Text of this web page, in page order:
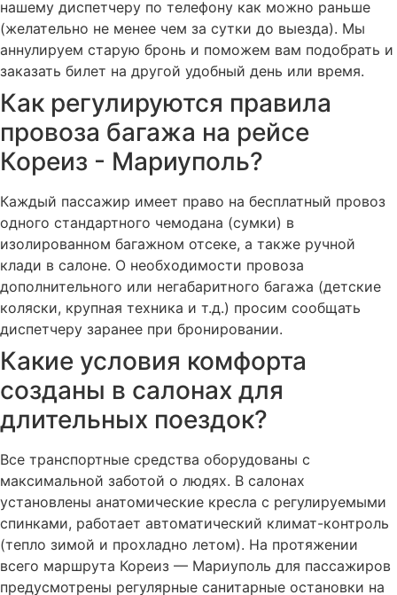
нашему диспетчеру по телефону как можно раньше
(желательно не менее чем за сутки до выезда). Мы
аннулируем старую бронь и поможем вам подобрать и
заказать билет на другой удобный день или время.
Как регулируются правила
провоза багажа на рейсе
Кореиз - Мариуполь?
Каждый пассажир имеет право на бесплатный провоз
одного стандартного чемодана (сумки) в
изолированном багажном отсеке, а также ручной
клади в салоне. О необходимости провоза
дополнительного или негабаритного багажа (детские
коляски, крупная техника и т.д.) просим сообщать
диспетчеру заранее при бронировании.
Какие условия комфорта
созданы в салонах для
длительных поездок?
Все транспортные средства оборудованы с
максимальной заботой о людях. В салонах
установлены анатомические кресла с регулируемыми
спинками, работает автоматический климат-контроль
(тепло зимой и прохладно летом). На протяжении
всего маршрута Кореиз — Мариуполь для пассажиров
предусмотрены регулярные санитарные остановки на